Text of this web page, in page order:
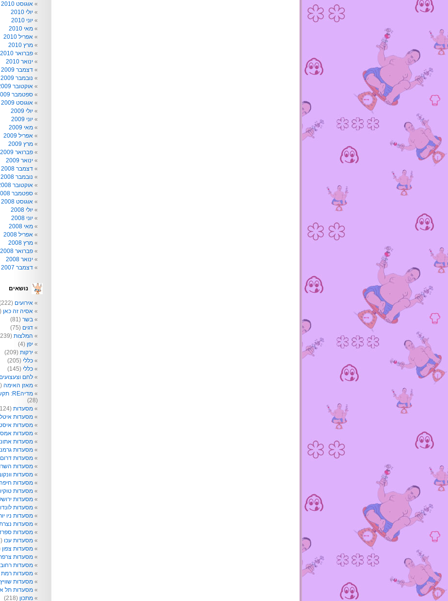
אוגוסט 2010
יולי 2010
יוני 2010
מאי 2010
אפריל 2010
מרץ 2010
פברואר 2010
ינואר 2010
דצמבר 2009
נובמבר 2009
אוקטובר 2009
ספטמבר 2009
אוגוסט 2009
יולי 2009
יוני 2009
מאי 2009
אפריל 2009
מרץ 2009
פברואר 2009
ינואר 2009
דצמבר 2008
נובמבר 2008
אוקטובר 2008
ספטמבר 2008
אוגוסט 2008
יולי 2008
יוני 2008
מאי 2008
אפריל 2008
מרץ 2008
פברואר 2008
ינואר 2008
דצמבר 2007
נושאים
אירועים (222)
אסיה זה כאן (56)
בשר (81)
דגים (75)
המלצות (239)
יפן (4)
ירקות (209)
כללי (205)
כללי (145)
לחם וצעצועים
מאזן האימה (52)
מדיהRE: תקשורת לא רק לפעוטות
(28)
מסעדות (124)
מסעדות
מסעדות
מסעדות
מסעדות
מסעדות
מסעדות דרום
מסעדות
מסעדות
מסעדות
מסעדות טוקיו
מסעדות
מסעדות
מסעדות ניו
מסעדות
מסעדות
מסעדות עכו (3)
מסעדות צפון
מסעדות
מסעדות
מסעדות רמת
מסעדות שוויץ
מסעדות תל
מתכון (218)